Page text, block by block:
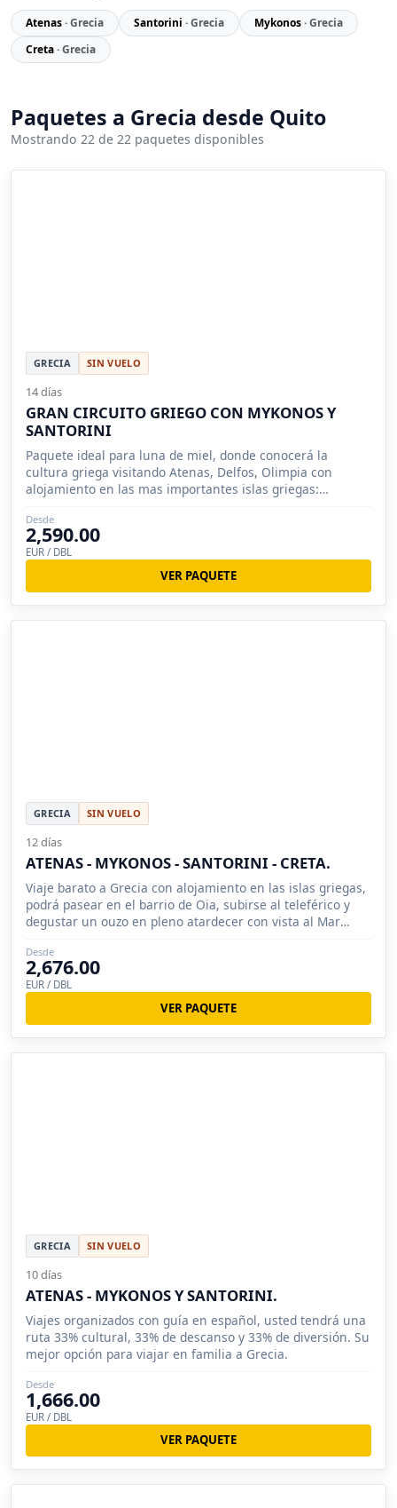
Atenas· Grecia Santorini · Grecia Mykonos· Grecia
Creta· Grecia
Paquetes a Grecia desde Quito
Mostrando 22 de 22 paquetes disponibles
GRECIA SIN VUELO
14 días
GRAN CIRCUITO GRIEGO CON MYKONOS Y
SANTORINI
Paquete ideal para luna de miel, donde conocerá la
cultura griega visitando Atenas, Delfos, Olimpia con
alojamiento en las mas importantes islas griegas:
Desde
2,590.00
EUR / DBL
VER PAQUETE
GRECIA SIN VUELO
12 días
ATENAS - MYKONOS - SANTORINI - CRETA.
Viaje barato a Grecia con alojamiento en las islas griegas,
podrá pasear en el barrio de Oia, subirse al teleférico y
degustar un ouzo en pleno atardecer con vista al Mar
Desde
2,676.00
EUR / DBL
VER PAQUETE
GRECIA SIN VUELO
10 días
ATENAS - MYKONOS Y SANTORINI.
Viajes organizados con guía en español, usted tendrá una
ruta 33% cultural, 33% de descanso y 33% de diversión. Su
mejor opción para viajar en familia a Grecia.
Desde
1,666.00
EUR / DBL
VER PAQUETE